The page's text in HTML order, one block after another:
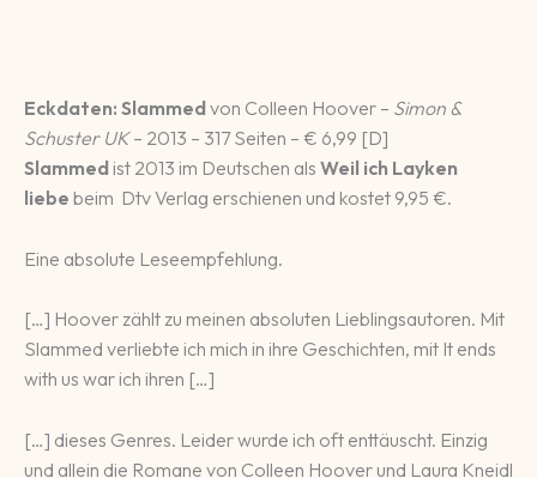
Eckdaten: Slammedvon Colleen Hoover – Simon &
Schuster UK– 2013 – 317 Seiten – € 6,99 [D]
Slammed ist 2013 im Deutschen als Weil ich Layken
liebe beim Dtv Verlag erschienen und kostet 9,95 €.
Eine absolute Leseempfehlung.
[…] Hoover zählt zu meinen abso­lu­ten Lieb­lings­auto­ren. Mit
Slammed ver­lieb­te ich mich in ihre Ge­schich­ten, mit It ends
with us war ich ihren […]
[…] die­ses Gen­res. Lei­der wur­de ich oft ent­täuscht. Ein­zig
und allein die Ro­ma­ne von Colleen Hoover und Laura Kneidl